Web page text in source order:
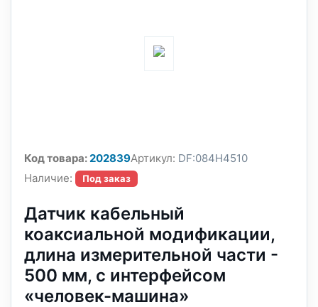
Код товара:202839Артикул: DF:084H4510
Наличие:
Под заказ
Датчик кабельный
коаксиальной модификации,
длина измерительной части -
500 мм, с интерфейсом
«человек-машина»